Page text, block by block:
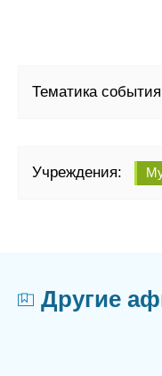
Тематика
Учреждения:
Другие